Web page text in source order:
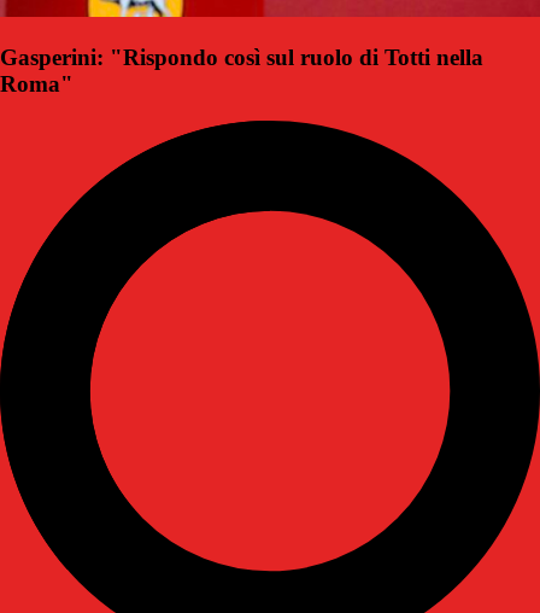
Gasperini: "Rispondo così sul ruolo di Totti nella
Roma"